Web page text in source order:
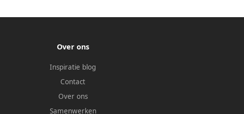
Over ons
Inspiratie blog
Contact
Over ons
Samenwerken